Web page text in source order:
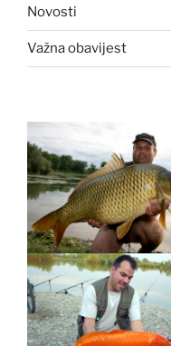
Novosti
Važna obavijest